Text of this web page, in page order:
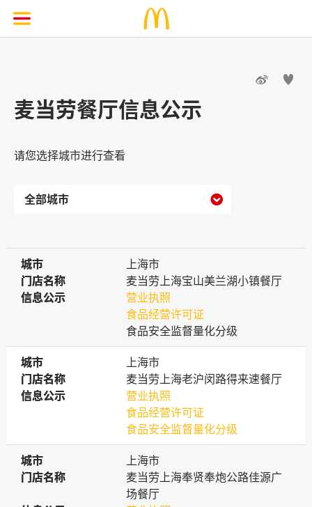
 
麦当劳餐厅信息公示
请您选择城市进行查看

城市
城市
上海市
门店名称
门店名称
麦当劳上海宝山美兰湖小镇餐厅
信息公示
信息公示
营业执照
食品经营许可证
食品安全监督量化分级
城市
城市
上海市
门店名称
门店名称
麦当劳上海老沪闵路得来速餐厅
信息公示
信息公示
营业执照
食品经营许可证
食品安全监督量化分级
城市
城市
上海市
门店名称
门店名称
麦当劳上海奉贤奉炮公路佳源广
场餐厅